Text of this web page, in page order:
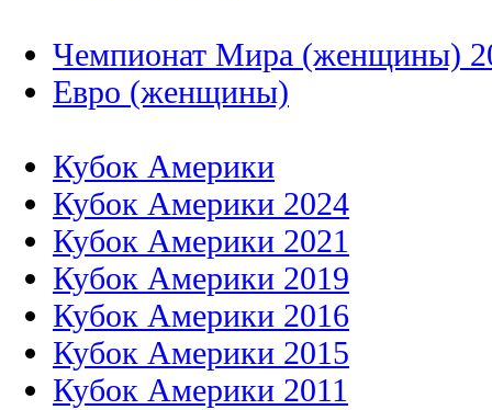
Чемпионат Мира (женщины)
Евро (женщины)
Кубок Америки
Кубок Америки 2024
Кубок Америки 2021
Кубок Америки 2019
Кубок Америки 2016
Кубок Америки 2015
Кубок Америки 2011